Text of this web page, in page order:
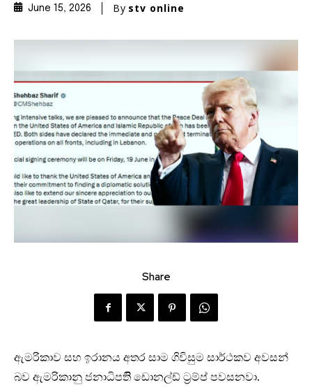
June 15, 2026 By stv online
Share
ඇමරිකාව සහ ඉරානය අතර සාම ගිවිසුම සාර්ථකව අවසන්
බව ඇමරිකානු ජනාධිපතිි ඩොනල්ඩ් ට්‍රම්ප් පවසනවා.